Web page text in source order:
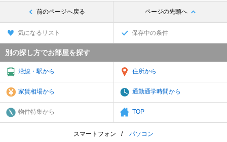
前のページへ戻る ページの先頭へ
気になるリスト 保存中の条件
別の探し方でお部屋を探す
沿線・駅から 住所から
家賃相場から 通勤通学時間から
物件特集から TOP
スマートフォン パソコン